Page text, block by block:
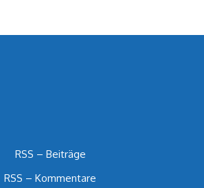
RSS – Beiträge
RSS – Kommentare